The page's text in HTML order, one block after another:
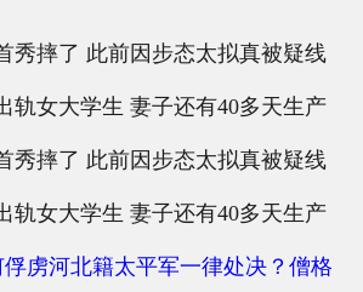
摔了 此前因步态太拟真被疑线
轨女大学生 妻子还有40多天生产
摔了 此前因步态太拟真被疑线
轨女大学生 妻子还有40多天生产
虏河北籍太平军一律处决？僧格